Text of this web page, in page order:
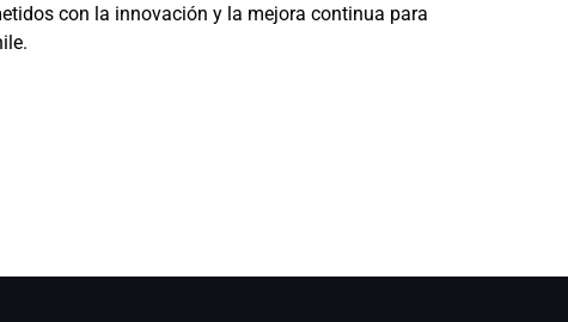
con la innovación y la mejora continua para